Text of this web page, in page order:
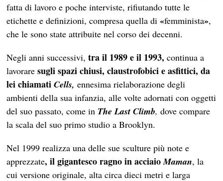
fatta di lavoro e poche interviste, rifiutando tutte le
etichette e definizioni, compresa quella di«femminista»,
che le sono state attribuite nel corso dei decenni.
Negli anni successivi,tra il 1989 e il 1993, continua a
lavoraresugli spazi chiusi, claustrofobici e asfittici, da
lei chiamatiCells, ennesima rielaborazione degli
ambienti della sua infanzia, alle volte adornati con oggetti
del suo passato, come in The Last Climb, dove compare
la scala del suo primo studio a Brooklyn.
Nel 1999 realizza una delle sue sculture più note e
apprezzate, il gigantesco ragno in acciaioMaman, la
cui versione originale, alta circa dieci metri e larga